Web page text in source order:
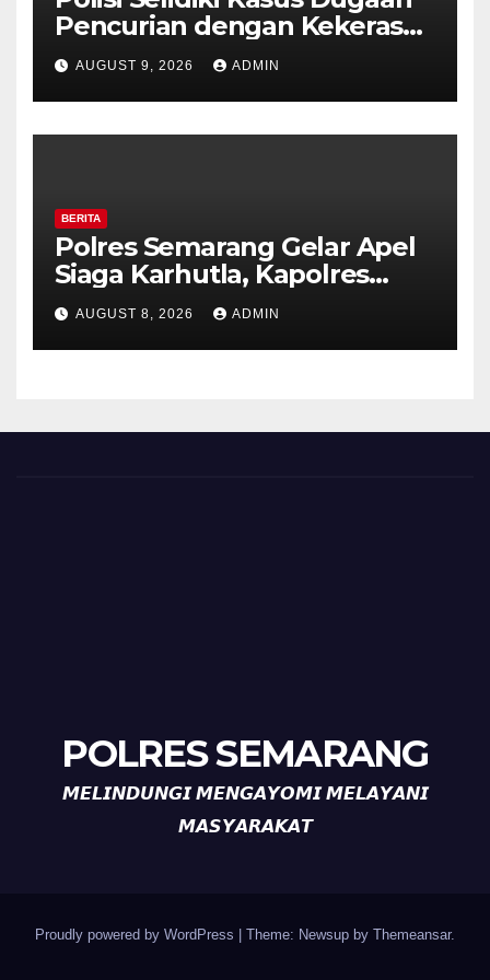
Pencurian dengan Kekerasan
di Counter HP Royal Phone
Ambarawa.
AUGUST 9, 2026 ADMIN
BERITA
Polres Semarang Gelar Apel
Siaga Karhutla, Kapolres
Tekankan Sinergi dan
Kesiapsiagaan Hadapi Musim
Kemarau.
AUGUST 8, 2026 ADMIN
POLRES SEMARANG
𝙈𝙀𝙇𝙄𝙉𝘿𝙐𝙉𝙂𝙄 𝙈𝙀𝙉𝙂𝘼𝙔𝙊𝙈𝙄 𝙈𝙀𝙇𝘼𝙔𝘼𝙉𝙄
𝙈𝘼𝙎𝙔𝘼𝙍𝘼𝙆𝘼𝙏
Proudly powered by WordPress Theme: Newsup by Themeansar.